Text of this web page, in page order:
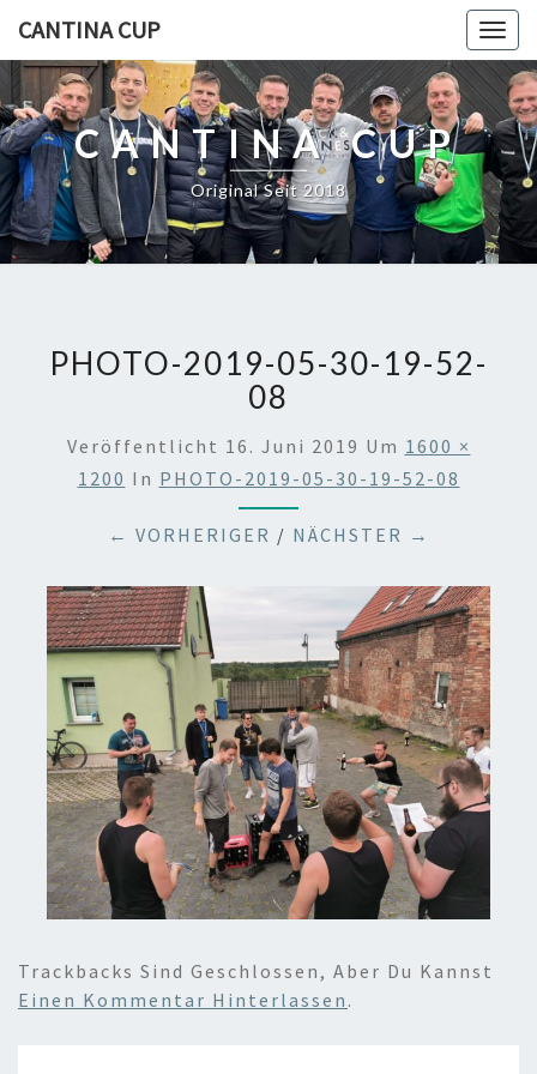
CANTINA CUP
CANTINA CUP
Original Seit 2018
PHOTO-2019-05-30-19-52-
08
Veröffentlicht 16. Juni 2019 Um 1600 ×
1200 In PHOTO-2019-05-30-19-52-08
← VORHERIGER / NÄCHSTER →
Trackbacks Sind Geschlossen, Aber Du Kannst
Einen Kommentar Hinterlassen .